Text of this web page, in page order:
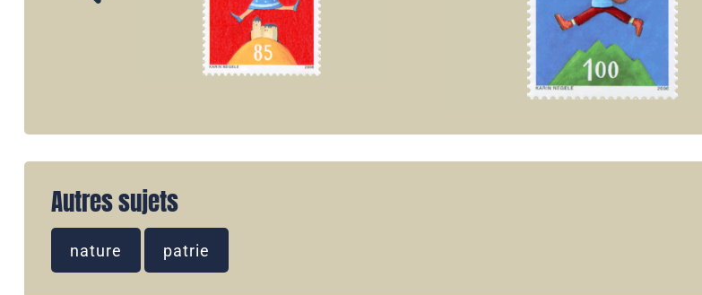
Autres sujets
nature patrie